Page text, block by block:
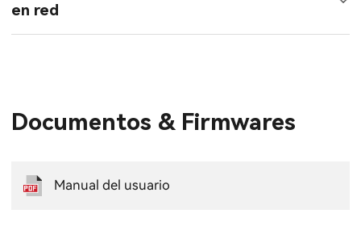
en red
Documentos & Firmwares
Manual del usuario